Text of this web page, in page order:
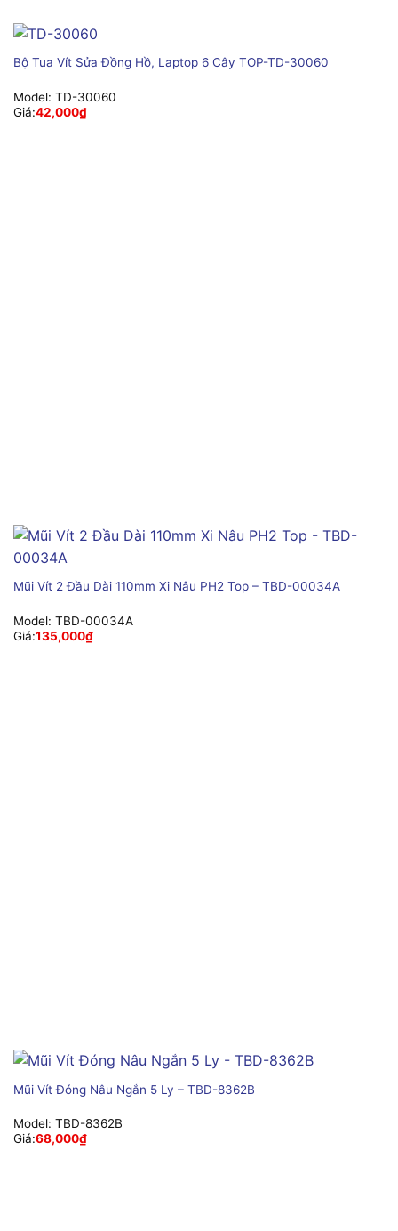
Bộ Tua Vít Sửa Đồng Hồ, Laptop 6 Cây TOP-TD-30060
Model: TD-30060
Giá:42,000₫
Mũi Vít 2 Đầu Dài 110mm Xi Nâu PH2 Top – TBD-00034A
Model: TBD-00034A
Giá:135,000₫
Mũi Vít Đóng Nâu Ngắn 5 Ly – TBD-8362B
Model: TBD-8362B
Giá:68,000₫